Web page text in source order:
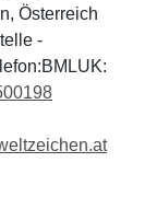
Österreich
-